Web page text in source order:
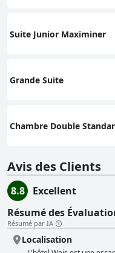
Suite Junior Maximiner
Grande Suite
Chambre Double
Avis des Clients
8.8
Excellent
Résumé des
Résumé par IA
Localisation